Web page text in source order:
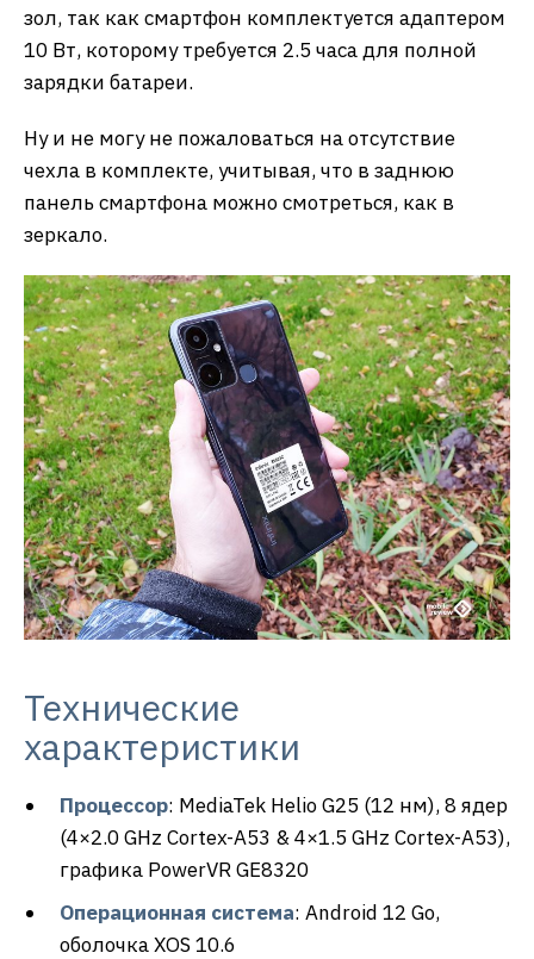
зол, так как смартфон комплектуется адаптером
10 Вт, которому требуется 2.5 часа для полной
зарядки батареи.
Ну и не могу не пожаловаться на отсутствие
чехла в комплекте, учитывая, что в заднюю
панель смартфона можно смотреться, как в
зеркало.
Технические
характеристики
Процессор: MediaTek Helio G25 (12 нм), 8 ядер
(4×2.0 GHz Cortex-A53 & 4×1.5 GHz Cortex-A53),
графика PowerVR GE8320
Операционная система: Android 12 Go,
оболочка XOS 10.6